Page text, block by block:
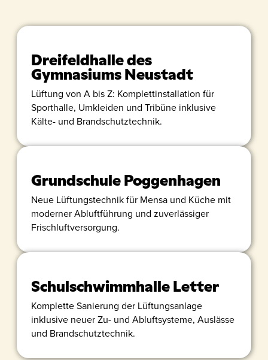
Dreifeldhalle des
Gymnasiums Neustadt
Lüftung von A bis Z: Komplettinstallation für
Sporthalle, Umkleiden und Tribüne inklusive
Kälte- und Brandschutztechnik.
Grundschule Poggenhagen
Neue Lüftungstechnik für Mensa und Küche mit
moderner Abluftführung und zuverlässiger
Frischluftversorgung.
Schulschwimmhalle Letter
Komplette Sanierung der Lüftungsanlage
inklusive neuer Zu- und Abluftsysteme, Auslässe
und Brandschutztechnik.